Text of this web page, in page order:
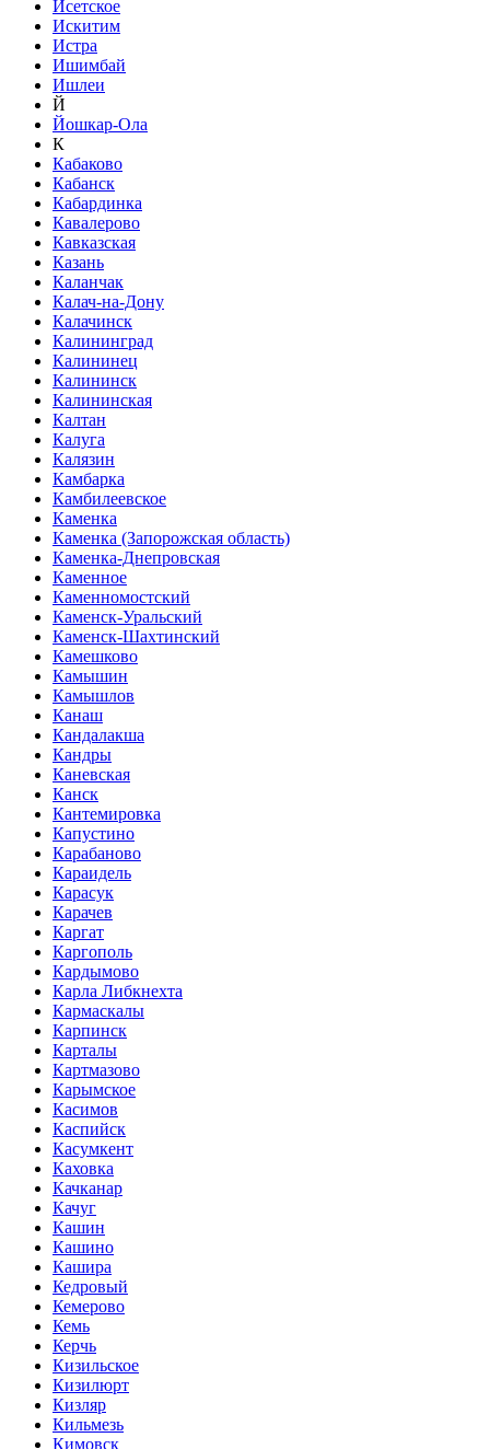
Исетское
Искитим
Истра
Ишимбай
Ишлеи
Й
Йошкар-Ола
К
Кабаково
Кабанск
Кабардинка
Кавалерово
Кавказская
Казань
Каланчак
Калач-на-Дону
Калачинск
Калининград
Калининец
Калининск
Калининская
Калтан
Калуга
Калязин
Камбарка
Камбилеевское
Каменка
Каменка (Запорожская область)
Каменка-Днепровская
Каменное
Каменномостский
Каменск-Уральский
Каменск-Шахтинский
Камешково
Камышин
Камышлов
Канаш
Кандалакша
Кандры
Каневская
Канск
Кантемировка
Капустино
Карабаново
Караидель
Карасук
Карачев
Каргат
Каргополь
Кардымово
Карла Либкнехта
Кармаскалы
Карпинск
Карталы
Картмазово
Карымское
Касимов
Каспийск
Касумкент
Каховка
Качканар
Качуг
Кашин
Кашино
Кашира
Кедровый
Кемерово
Кемь
Керчь
Кизильское
Кизилюрт
Кизляр
Кильмезь
Кимовск